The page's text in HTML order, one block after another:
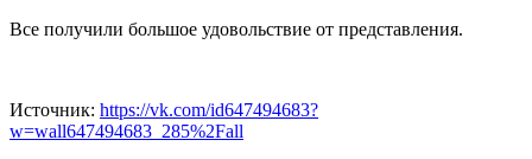
Все получили большое удовольствие от представления.
Источник: https://vk.com/id647494683?
w=wall647494683_285%2Fall